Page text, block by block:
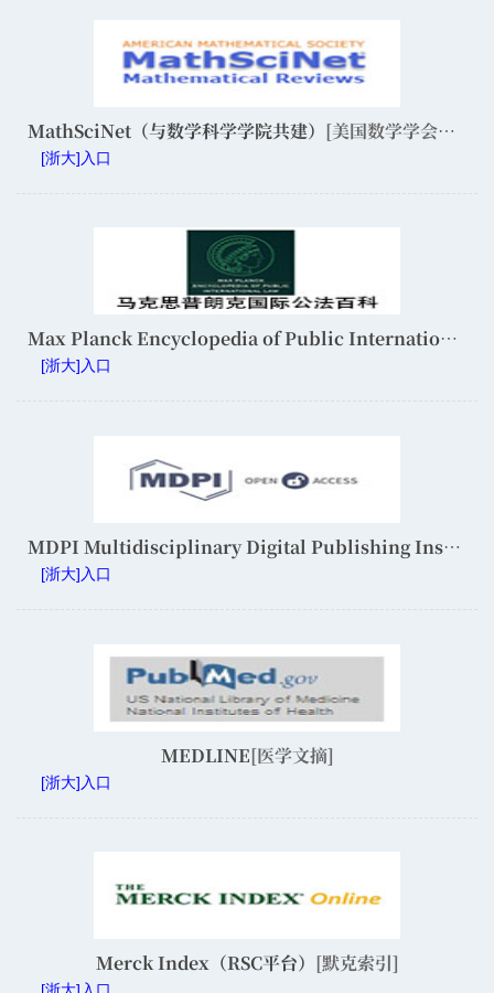
MathSciNet（与数学科学学院共建） [美国数学学会数据库]
[浙大]入口
Max Planck Encyclopedia of Public International Law(光华法学院购买）
[浙大]入口
MDPI Multidisciplinary Digital Publishing Institute
[浙大]入口
MEDLINE[医学文摘]
[浙大]入口
Merck Index（RSC平台） [默克索引]